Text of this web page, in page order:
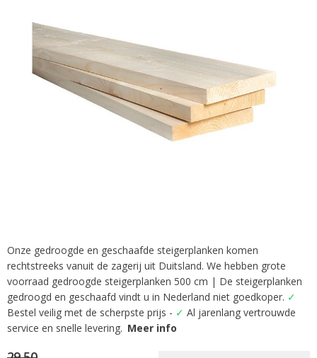
afbeeldingen-
gallerij
Ga
naar
het
begin
van
de
gallerij
Onze gedroogde en geschaafde steigerplanken komen
rechtstreeks vanuit de zagerij uit Duitsland. We hebben grote
voorraad gedroogde steigerplanken 500 cm | De steigerplanken
gedroogd en geschaafd vindt u in Nederland niet goedkoper. ✓
Bestel veilig met de scherpste prijs - ✓ Al jarenlang vertrouwde
service en snelle levering. Meer info